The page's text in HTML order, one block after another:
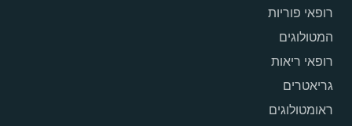
רופאי פוריות
המטולוגים
רופאי ריאות
גריאטרים
ראומטולוגים